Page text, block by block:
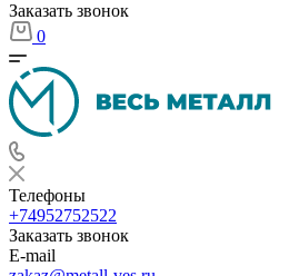
Заказать звонок
0
Телефоны
+74952752522
Заказать звонок
E-mail